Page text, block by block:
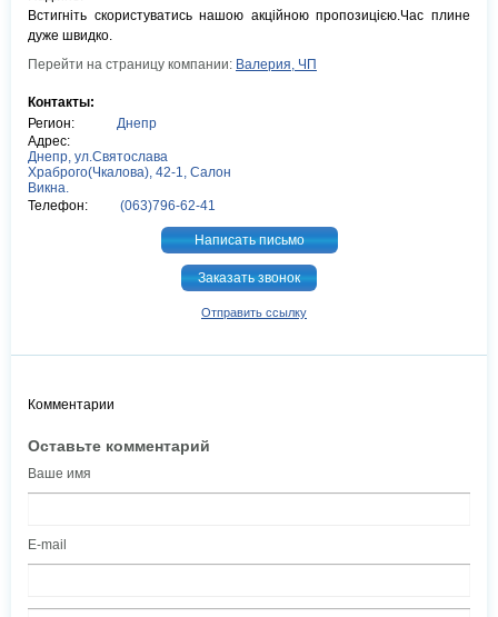
Встигніть скористуватись нашою акційною пропозицією.Час плине
дуже швидко.
Перейти на страницу компании: Валерия, ЧП
Контакты:
Регион:
Днепр
Адрес:
Днепр, ул.Святослава
Храброго(Чкалова), 42-1, Салон
Викна.
Телефон:
(063)796-62-41
Написать письмо
Заказать звонок
Отправить ссылку
Комментарии
Оставьте комментарий
Ваше имя
E-mail